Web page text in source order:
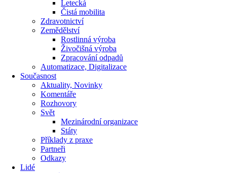
Letecká
Čistá mobilita
Zdravotnictví
Zemědělství
Rostlinná výroba
Živočišná výroba
Zpracování odpadů
Automatizace, Digitalizace
Současnost
Aktuality, Novinky
Komentáře
Rozhovory
Svět
Mezinárodní organizace
Státy
Příklady z praxe
Partneři
Odkazy
Lidé